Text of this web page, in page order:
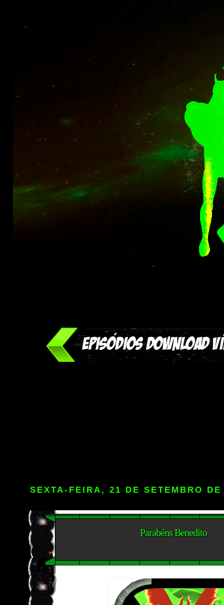
SEXTA-FEIRA, 21 DE SETEMBRO
Parabéns Benedito